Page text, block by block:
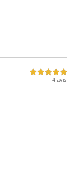
5,0 étoiles sur 5
4 avis